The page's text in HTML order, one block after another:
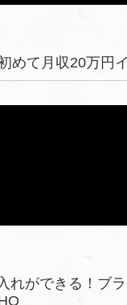
めて月収20万円
れができる！ブ